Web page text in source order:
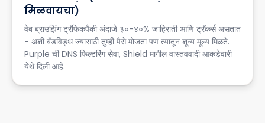
मिळवायचा)
वेब ब्राउझिंग ट्रॅफिकपैकी अंदाजे ३०-४०% जाहिराती आणि ट्रॅकर्स असतात
- अशी बँडविड्थ ज्यासाठी तुम्ही पैसे मोजता पण त्यातून शून्य मूल्य मिळते.
Purple ची DNS फिल्टरिंग सेवा, Shield मागील वास्तववादी आकडेवारी
येथे दिली आहे.